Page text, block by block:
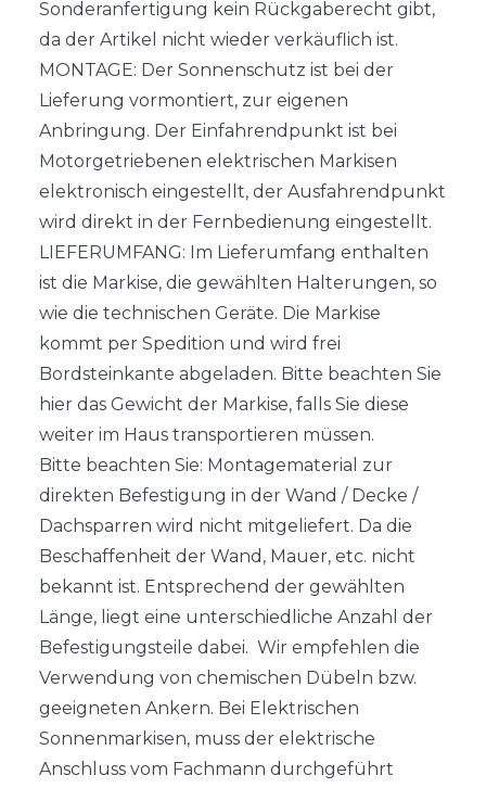
Sonderanfertigung kein Rückgaberecht gibt,
da der Artikel nicht wieder verkäuflich ist.
MONTAGE: Der Sonnenschutz ist bei der
Lieferung vormontiert, zur eigenen
Anbringung. Der Einfahrendpunkt ist bei
Motorgetriebenen elektrischen Markisen
elektronisch eingestellt, der Ausfahrendpunkt
wird direkt in der Fernbedienung eingestellt.
LIEFERUMFANG: Im Lieferumfang enthalten
ist die Markise, die gewählten Halterungen, so
wie die technischen Geräte. Die Markise
kommt per Spedition und wird frei
Bordsteinkante abgeladen. Bitte beachten Sie
hier das Gewicht der Markise, falls Sie diese
weiter im Haus transportieren müssen.
Bitte beachten Sie: Montagematerial zur
direkten Befestigung in der Wand / Decke /
Dachsparren wird nicht mitgeliefert. Da die
Beschaffenheit der Wand, Mauer, etc. nicht
bekannt ist. Entsprechend der gewählten
Länge, liegt eine unterschiedliche Anzahl der
Befestigungsteile dabei. Wir empfehlen die
Verwendung von chemischen Dübeln bzw.
geeigneten Ankern. Bei Elektrischen
Sonnenmarkisen, muss der elektrische
Anschluss vom Fachmann durchgeführt